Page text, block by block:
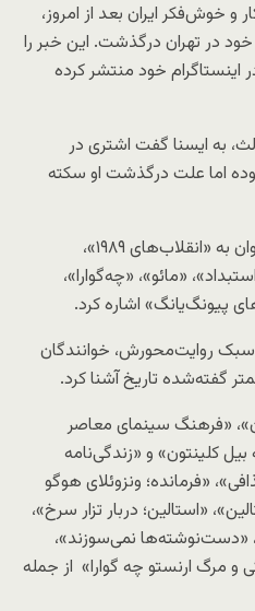
و خوش‌فکر ایران بعد از امروز،
۱۴۰۴، در منزل خود در تهران درگذشت. این خبر را
اینستاگرام خود منتشر کرده
به ایسنا گفت اشتری در
اما علت درگذشت او سکته
از جمله آثار شناخته‌شده او می‌توان به «انقلاب‌های ۱۹۸۹»،
«مائو»، «چه‌گوارا»،
پیونگ‌یانگ» اشاره کرد.
سبک روایت‌محورش، خوانندگان
گفته‌شده‌ تاریخ آشنا کرد.
«فرهنگ سینمای معاصر
بیل کلینتون» و «زندگی‌نامه‌
«فرمانده؛ ونزوئلای هوگو
«استالین؛ دربار تزار سرخ»،
«‌دست‌نوشته‌ها نمی‌سوزند»،
و مرگ ارنستو چه گوارا» از جمله